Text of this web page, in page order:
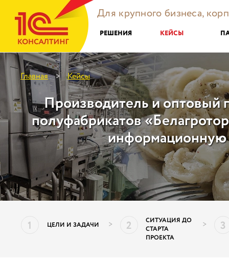
Для крупного бизнеса,
РЕШЕНИЯ КЕЙСЫ
Главная > Кейсы
Производитель и оптовый
полуфабрикатов
информационную
1 ЦЕЛИ И ЗАДАЧИ > 2
СИТУАЦИЯ ДО
СТАРТА
ПРОЕКТА
> 3